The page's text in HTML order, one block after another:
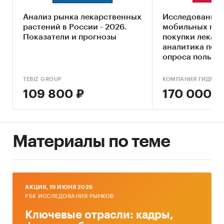
Экономические характеристики рынка
Влияние макросреды
Базы данных государственных органов
статистики
Данные Федеральной налоговой службы
Открытые источники (сайты, порталы)
Отчетность эмитентов
Анализ рынка лекарственных
растений в России - 2026.
Показатели и прогнозы
TEBIZ GROUP
109 800 ₽
Исследование
мобильных
покупки
аналитика по
опроса
КОМПАНИЯ
170 000 ₽
Материалы по теме
AКЦИЯ, 19 ИЮНЯ 2026
РБК ИССЛЕДОВАНИЯ РЫНКОВ
Ключевые отрасли: кадры,